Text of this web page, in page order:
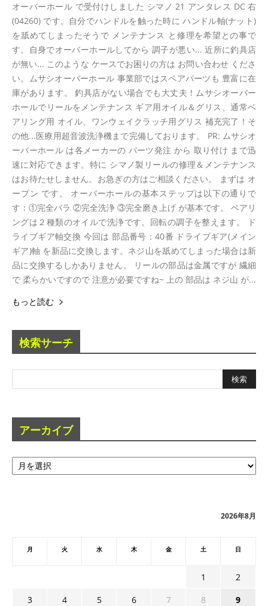
オーバーホール で受付けしました シマノ 21 アンタレス DC 右
(04260) です。自分でハンドルを触った時に ハンドル軸(ナット)
を舐めてしまったそうで メンテナンス と修理を希望との事で
す。自身でオーバーホールしてから 調子が悪い... 近所に釣具店
が無い... このような ケースでお困りの方は お問い合わせ くださ
い。ムサシオーバーホール 事業部ではスペアパーツも 豊富に在
庫があります。 釣具店がない場合でも大丈夫！ムサシオーバー
ホールでリールをメンテナンス ギア用オイル＆グリス、通常ベ
アリング用 オイル、ワンウェイクラッチ用グリス 補充完了！そ
の他...医療用超音波洗浄機まで完備しております。 PR: ムサシオ
ーバーホール は各メーカーの パーツ発注 から 取り付け まで迅
速に対応できます。特に シマノ製リールの修理＆メンテナンス
はお待たせしません。お急ぎの方はご相談ください。 まずは オ
ープン です。 オーバーホールの基本ステップは以下の通りで
す：①完全バラ ②完全洗浄 ③完全磨き上げ が基本です。 ベアリ
ングは２種類のオイルで洗浄です。回転の調子を整えます。 ド
ライブギア軸交換 今回は 部品番号：40番 ドライブギア(メイン
ギア)軸 を新品に交換します。ネジ山を舐めてしまった場合は新
品に交換するしかありません。 リールの部品は金属ですが 繊細
で 柔らかいですので 注意が必要ですね~ 上の 部品は ネジ山 が...
もっと読む
検索サーチ
アーカイブ
ア
ー
2026年8月
月 火 水 木 金 土 日
1
2
3
4 5 6 7 8
9